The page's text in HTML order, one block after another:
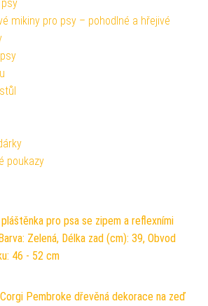
mikiny pro psy – pohodlné a hřejivé
poukazy
pro psa se zipem a reflexními
Zelená, Délka zad (cm): 39, Obvod
46 - 52 cm
Pembroke dřevěná dekorace na zeď